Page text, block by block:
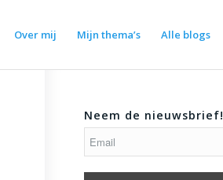
Over mij Mijn thema’s Alle blogs
Neem de nieuwsbrief!